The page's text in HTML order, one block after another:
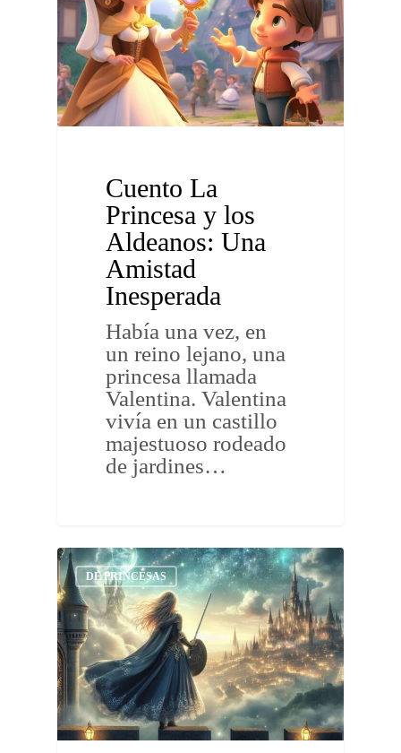
Cuento La
Princesa y los
Aldeanos: Una
Amistad
Inesperada
Había una vez, en
un reino lejano, una
princesa llamada
Valentina. Valentina
vivía en un castillo
majestuoso rodeado
de jardines…
DE PRINCESAS